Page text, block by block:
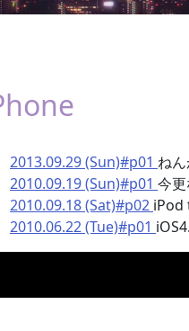
2013.09.29 (Sun)#p01 ね
2010.09.19 (Sun)#p01 今
2010.09.18 (Sat)#p02 iPod
2010.06.22 (Tue)#p01